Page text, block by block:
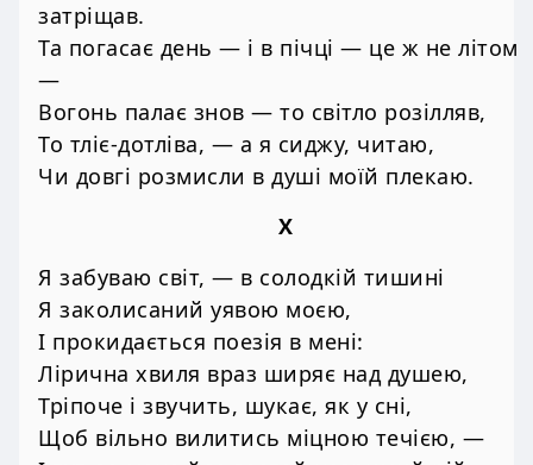
затріщав.
Та погасає день — і в пічці — це ж не літом
—
Вогонь палає знов — то світло розілляв,
То тліє-дотліва, — а я сиджу, читаю,
Чи довгі розмисли в душі моїй плекаю.
X
Я забуваю світ, — в солодкій тишині
Я заколисаний уявою моєю,
І прокидається поезія в мені:
Лірична хвиля враз ширяє над душею,
Тріпоче і звучить, шукає, як у сні,
Щоб вільно вилитись міцною течією, —